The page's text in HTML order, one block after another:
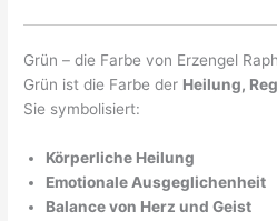
Grün – die Farbe von Erzengel
Grün ist die Farbe der Heilung,
Sie symbolisiert:
Körperliche Heilung
Emotionale Ausgeglichenheit
Balance von Herz und Geist